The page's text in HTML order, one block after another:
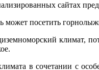
сайтах
посетить
климат,
в сочетании с